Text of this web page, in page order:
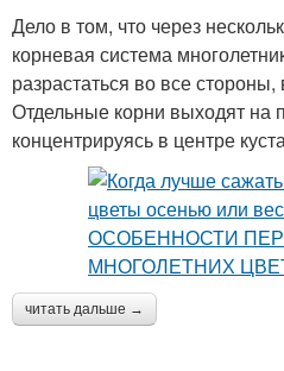
Дело в том, что через
корневая система
разрастаться во все
Отдельные корни выходят на
концентрируясь в центре
читать дальше →